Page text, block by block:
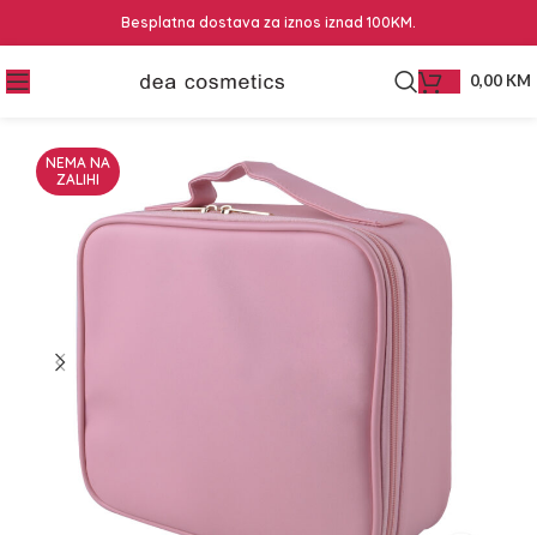
Besplatna dostava za iznos iznad 100KM.
0,00 KM
NEMA NA
ZALIHI